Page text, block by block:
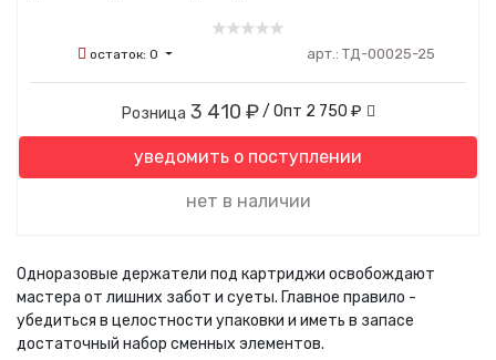
остаток: 0 арт.: ТД-00025-25
Розница 3 410 ₽ / Опт 2 750 ₽
уведомить о поступлении
нет в наличии
Одноразовые держатели под картриджи освобождают
мастера от лишних забот и суеты. Главное правило -
убедиться в целостности упаковки и иметь в запасе
достаточный набор сменных элементов.